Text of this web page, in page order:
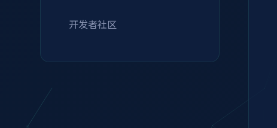
开发者社区